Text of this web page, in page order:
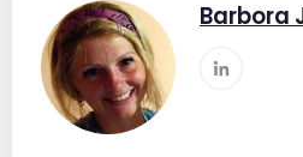
Barbora